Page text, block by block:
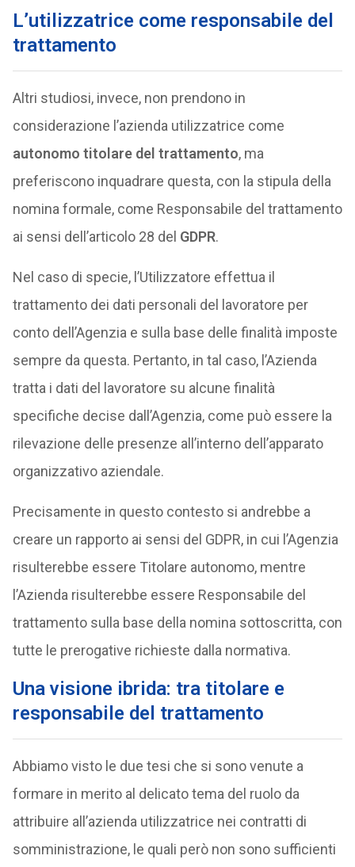
L’utilizzatrice come responsabile del
trattamento
Altri studiosi, invece, non prendono in
considerazione l’azienda utilizzatrice come
autonomo titolare del trattamento, ma
preferiscono inquadrare questa, con la stipula della
nomina formale, come Responsabile del trattamento
ai sensi dell’articolo 28 del GDPR.
Nel caso di specie, l’Utilizzatore effettua il
trattamento dei dati personali del lavoratore per
conto dell’Agenzia e sulla base delle finalità imposte
sempre da questa. Pertanto, in tal caso, l’Azienda
tratta i dati del lavoratore su alcune finalità
specifiche decise dall’Agenzia, come può essere la
rilevazione delle presenze all’interno dell’apparato
organizzativo aziendale.
Precisamente in questo contesto si andrebbe a
creare un rapporto ai sensi del GDPR, in cui l’Agenzia
risulterebbe essere Titolare autonomo, mentre
l’Azienda risulterebbe essere Responsabile del
trattamento sulla base della nomina sottoscritta, con
tutte le prerogative richieste dalla normativa.
Una visione ibrida: tra titolare e
responsabile del trattamento
Abbiamo visto le due tesi che si sono venute a
formare in merito al delicato tema del ruolo da
attribuire all’azienda utilizzatrice nei contratti di
somministrazione, le quali però non sono sufficienti